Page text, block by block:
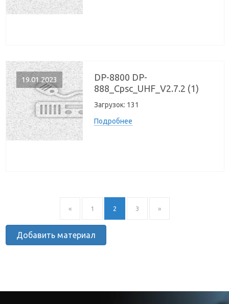
19.01.2023
DP-8800 DP-
888_Cpsc_UHF_V2.7.2 (1)
Загрузок: 131
Подробнее
« 1 2 3 »
Добавить материал